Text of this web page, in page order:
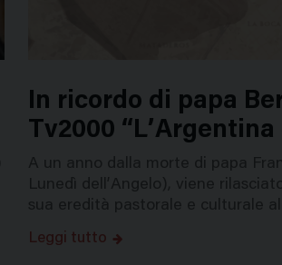
In ricordo di papa
Tv2000
Leggi tutto